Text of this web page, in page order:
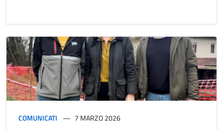
COMUNICATI 7 MARZO 2026